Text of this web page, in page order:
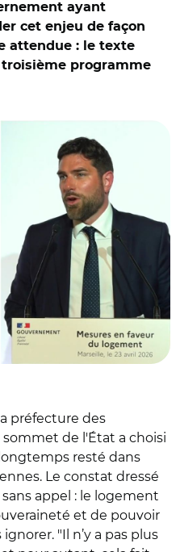
ayant
cet enjeu de façon
attendue : le texte
programme
Lecornu et Vincent
préfecture des
de l'État a choisi
resté dans
Le constat dressé
appel : le logement
et de pouvoir
"Il n’y a pas plus